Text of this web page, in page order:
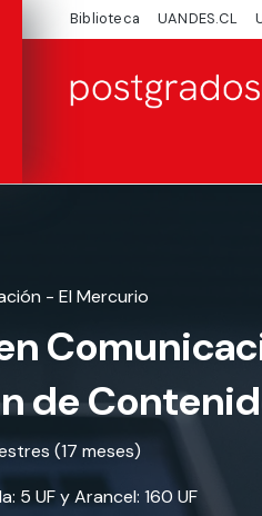
Biblioteca UANDES.CL
- El Mercurio
de
(17 meses)
5 UF y Arancel: 160 UF